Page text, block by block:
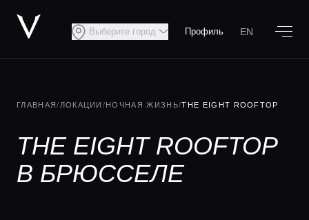
Выберите город Профиль EN
ГЛАВНАЯ/ ЛОКАЦИИ /НОЧНАЯ ЖИЗНЬ/THE EIGHT ROOFTOP
THE EIGHT ROOFTOP
В БРЮССЕЛЕ